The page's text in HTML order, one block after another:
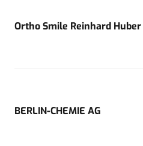
Ortho Smile Reinhard Huber
BERLIN-CHEMIE AG